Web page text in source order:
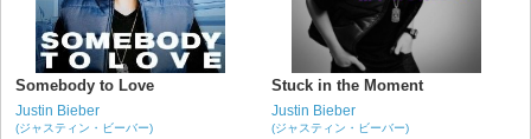
Somebody to Love
Justin Bieber
(ジャスティン・ビーバー)
Stuck in the Moment
Justin Bieber
(ジャスティン・ビーバー)